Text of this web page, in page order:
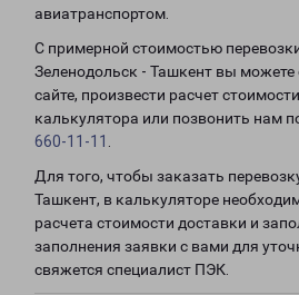
авиатранспортом.
С примерной стоимостью
Зеленодольск - Ташкент вы можете
сайте, произвести расчет
калькулятора или позвонить нам
660-11-11
Для того, чтобы заказать
Ташкент, в калькуляторе
расчета стоимости доставки и
заполнения заявки с вами для
свяжется специалист ПЭК.